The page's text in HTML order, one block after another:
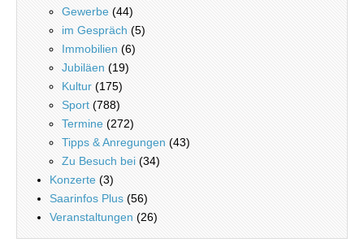
Gewerbe (44)
im Gespräch (5)
Immobilien (6)
Jubiläen (19)
Kultur (175)
Sport (788)
Termine (272)
Tipps & Anregungen (43)
Zu Besuch bei (34)
Konzerte (3)
Saarinfos Plus (56)
Veranstaltungen (26)